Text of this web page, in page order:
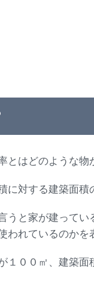
とはどのような物
に対する建築面積
うと家が建って
われているのかを
１００㎡、建築